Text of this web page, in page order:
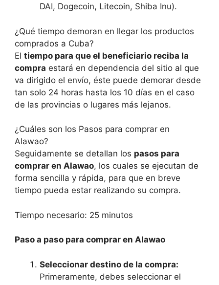
DAI, Dogecoin, Litecoin, Shiba Inu).
¿Qué tiempo demoran en llegar los productos
comprados a Cuba?
El tiempo para que el beneficiario reciba la
compra estará en dependencia del sitio al que
va dirigido el envío, éste puede demorar desde
tan solo 24 horas hasta los 10 días en el caso
de las provincias o lugares más lejanos.
¿Cuáles son los Pasos para comprar en
Alawao?
Seguidamente se detallan los pasos para
comprar en Alawao, los cuales se ejecutan de
forma sencilla y rápida, para que en breve
tiempo pueda estar realizando su compra.
Tiempo necesario: 25 minutos
Paso a paso para comprar en Alawao
Seleccionar destino de la compra:
Primeramente, debes seleccionar el